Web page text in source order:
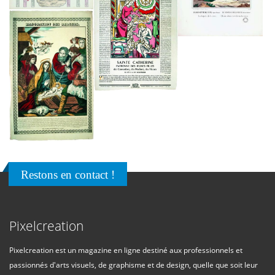
Restons en contact !
Pixelcreation
Pixelcreation est un magazine en ligne destiné aux professionnels et
passionnés d'arts visuels, de graphisme et de design, quelle que soit leur